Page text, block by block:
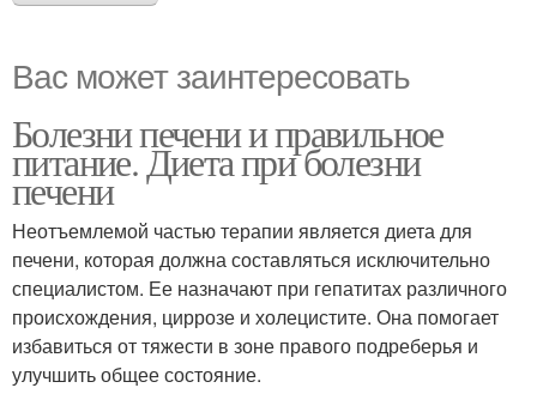
Вас может заинтересовать
Болезни печени и правильное
питание. Диета при болезни
печени
Неотъемлемой частью терапии является диета для
печени, которая должна составляться исключительно
специалистом. Ее назначают при гепатитах различного
происхождения, циррозе и холецистите. Она помогает
избавиться от тяжести в зоне правого подреберья и
улучшить общее состояние.